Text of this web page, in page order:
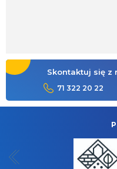
Skontaktuj się z
71 322 20 22